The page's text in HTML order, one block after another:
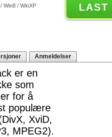
Win8 / WinXP LAST
Anmeldelser
er en
som
for å
populære
XviD,
MPEG2).